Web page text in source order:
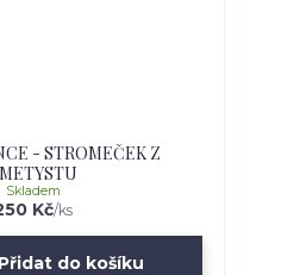
- STROMEČEK Z
Kč/ks
Skladem
Přidat do košíku